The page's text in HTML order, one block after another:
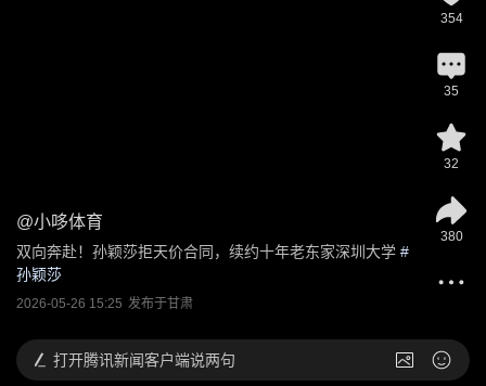
@小哆体育
双向奔赴！孙颖莎拒天价合同，续约十年老东家深圳大学 #
孙颖莎
2026-05-26 15:25 发布于甘肃
354
35
32
380
打开腾讯新闻客户端说两句